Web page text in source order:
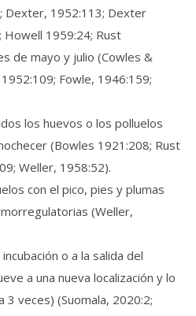
Dexter, 1952:113; Dexter
1959:24; Rust
de mayo y julio (Cowles &
Fowle, 1946:159;
los huevos o los polluelos
(Bowles 1921:208; Rust
Weller, 1958:52).
con el pico, pies y plumas
(Weller,
o a la salida del
a una nueva localización y lo
veces) (Suomala, 2020:2;